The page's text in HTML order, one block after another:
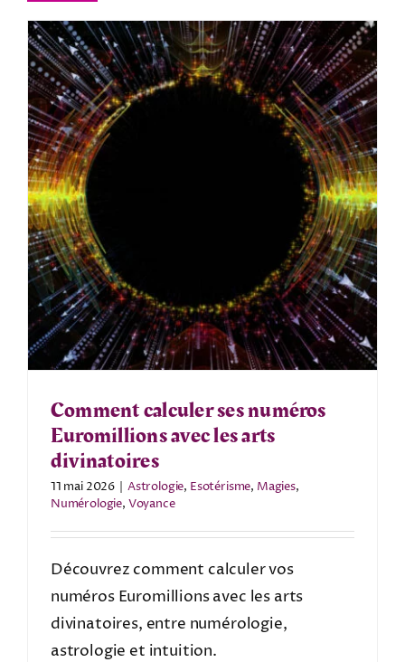
Comment calculer ses numéros
Euromillions avec les arts
divinatoires
11 mai 2026 | Astrologie, Esotérisme, Magies,
Numérologie, Voyance
Découvrez comment calculer vos
numéros Euromillions avec les arts
divinatoires, entre numérologie,
astrologie et intuition.